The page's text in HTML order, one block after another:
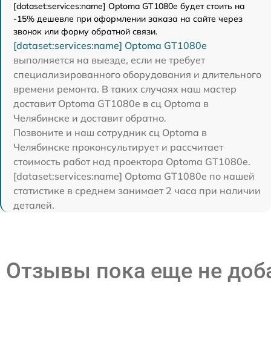
[dataset:services:name] Optoma GT1080e будет стоить на
-15% дешевле при оформлении заказа на сайте через
звонок или форму обратной связи.
[dataset:services:name] Optoma GT1080e
выполняется на выезде, если не требует
специализированного оборудования и длительного
времени ремонта. В таких случаях наш мастер
доставит Optoma GT1080e в сц Optoma в
Челябинске и доставит обратно.
Позвоните и наш сотрудник сц Optoma в
Челябинске проконсультирует и рассчитает
стоимость работ над проектора Optoma GT1080e.
[dataset:services:name] Optoma GT1080e по нашей
статистике в среднем занимает 2 часа при наличии
деталей.
Отзывы пока еще не